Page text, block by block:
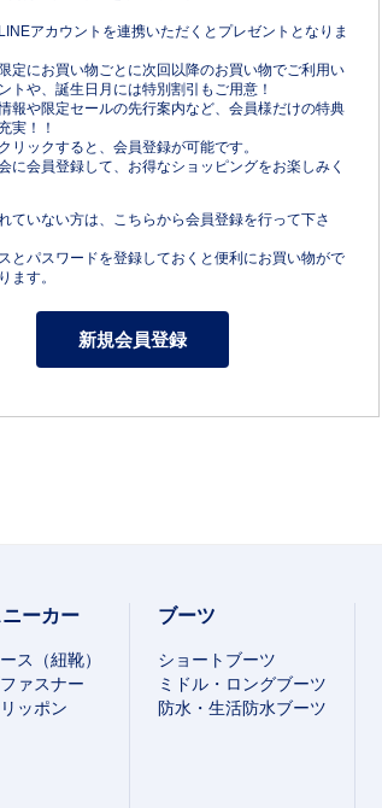
アカウントを連携いただくとプレゼントとなりま
定にお買い物ごとに次回以降のお買い物でご利用い
トや、誕生日月には特別割引もご用意！
報や限定セールの先行案内など、会員様だけの特典
実！！
リックすると、会員登録が可能です。
に会員登録して、お得なショッピングをお楽しみく
ていない方は、こちらから会員登録を行って下さ
とパスワードを登録しておくと便利にお買い物がで
ます。
ニーカー
ス（紐靴）
ァスナー
ッポン
ブーツ
ショートブーツ
ミドル・ロングブーツ
防水・生活防水ブーツ